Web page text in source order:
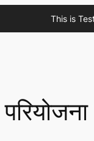
This is